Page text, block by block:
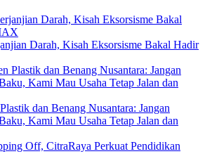
Darah, Kisah Eksorsisme Bakal Hadir
dan Benang Nusantara: Jangan
Kami Mau Usaha Tetap Jalan dan